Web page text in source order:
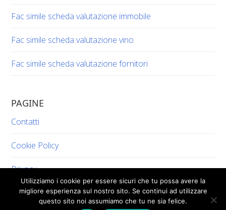
Fac simile scheda valutazione immobile​​
Fac simile scheda valutazione vino​​​
Fac simile scheda valutazione fornitori​​
PAGINE
Contatti
Cookie Policy
Privacy
Utilizziamo i cookie per essere sicuri che tu possa avere la
migliore esperienza sul nostro sito. Se continui ad utilizzare
questo sito noi assumiamo che tu ne sia felice.